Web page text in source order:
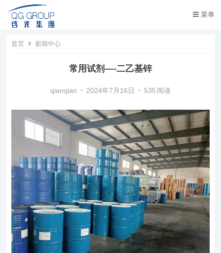
菜单
首页 新闻中心
常用试剂—-二乙基锌
qianqian • 2024年7月16日 • 535 阅读